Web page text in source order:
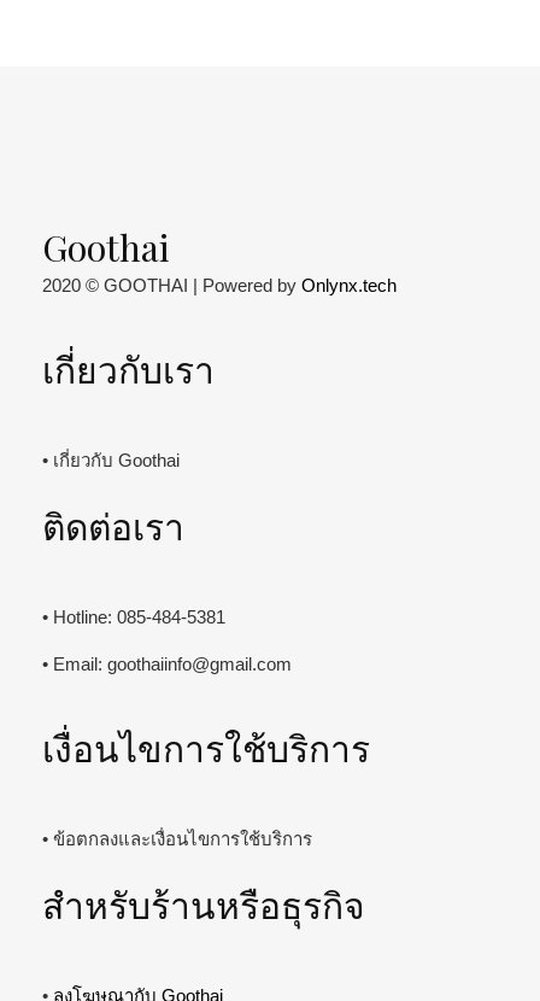
Goothai
2020 © GOOTHAI | Powered by Onlynx.tech
เกี่ยวกับเรา
• เกี่ยวกับ Goothai
ติดต่อเรา
• Hotline: 085-484-5381
• Email: goothaiinfo@gmail.com
เงื่อนไขการใช้บริการ
• ข้อตกลงและเงื่อนไขการใช้บริการ
สำหรับร้านหรือธุรกิจ
• ลงโฆษณากับ Goothai